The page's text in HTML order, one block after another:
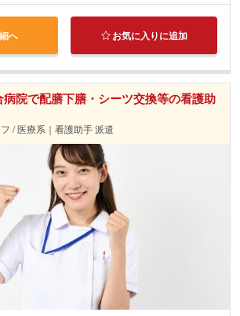
へ お気に入りに追加
院で配膳下膳・シーツ交換等の看護助
/ 医療系｜看護助手 派遣